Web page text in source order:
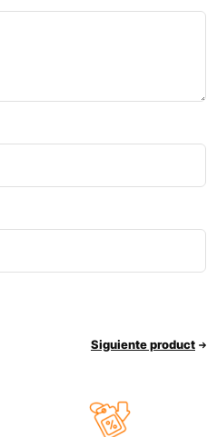
Siguiente product